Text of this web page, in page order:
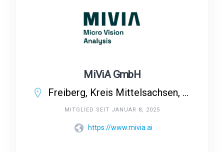
MiViA GmbH
Freiberg, Kreis Mittelsachsen, Sachsen, Deutschland
MITGLIED SEIT JANUAR 8, 2025
https://www.mivia.ai